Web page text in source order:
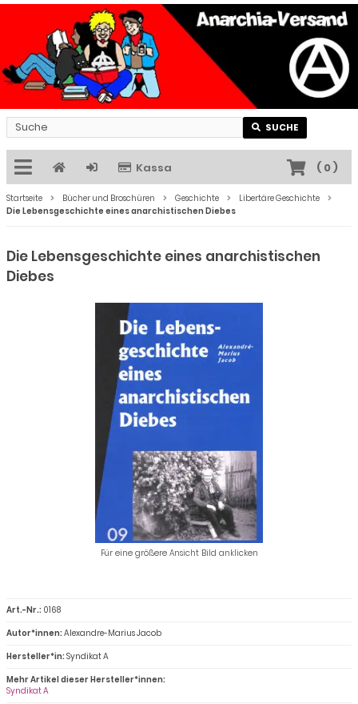
SUCHE
Kassa ( 0)
Startseite Bücher und Broschüren Geschichte
Libertäre Geschichte
Die Lebensgeschichte eines anarchistischen Diebes
Die Lebensgeschichte eines anarchistischen
Diebes
Für eine größere Ansicht Bild anklicken
Art.-Nr.: 0168
Autor*innen:Alexandre-Marius Jacob
Hersteller*in:Syndikat A
Mehr Artikel dieser Hersteller*innen:
Syndikat A